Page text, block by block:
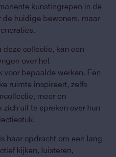
kunstingrepen in de
huidige bewoners, maar
collectie, kan een
over het
bepaalde werken. Een
ruimte inspireert, zelfs
meer en
uit te spreken over hun
haar opdracht om een lang
kijken, luisteren,